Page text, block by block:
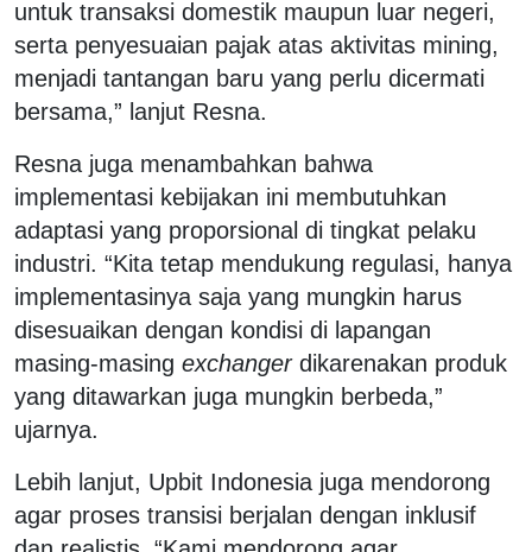
untuk transaksi domestik maupun luar negeri,
serta penyesuaian pajak atas aktivitas mining,
menjadi tantangan baru yang perlu dicermati
bersama,” lanjut Resna.
Resna juga menambahkan bahwa
implementasi kebijakan ini membutuhkan
adaptasi yang proporsional di tingkat pelaku
industri. “Kita tetap mendukung regulasi, hanya
implementasinya saja yang mungkin harus
disesuaikan dengan kondisi di lapangan
masing-masing exchangerdikarenakan produk
yang ditawarkan juga mungkin berbeda,”
ujarnya.
Lebih lanjut, Upbit Indonesia juga mendorong
agar proses transisi berjalan dengan inklusif